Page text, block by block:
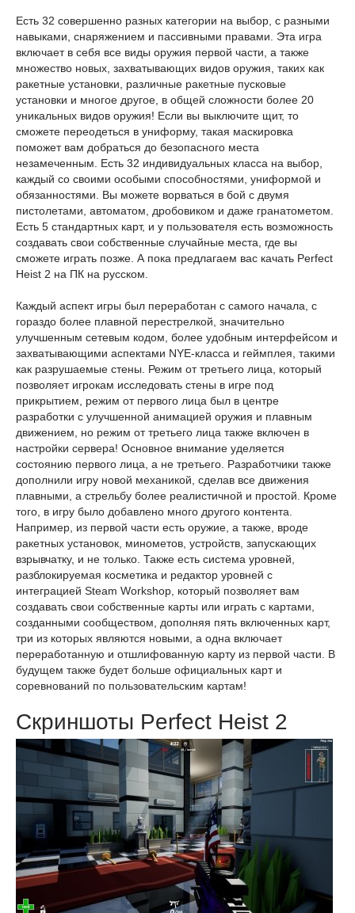
Есть 32 совершенно разных категории на выбор, с разными
навыками, снаряжением и пассивными правами. Эта игра
включает в себя все виды оружия первой части, а также
множество новых, захватывающих видов оружия, таких как
ракетные установки, различные ракетные пусковые
установки и многое другое, в общей сложности более 20
уникальных видов оружия! Если вы выключите щит, то
сможете переодеться в униформу, такая маскировка
поможет вам добраться до безопасного места
незамеченным. Есть 32 индивидуальных класса на выбор,
каждый со своими особыми способностями, униформой и
обязанностями. Вы можете ворваться в бой с двумя
пистолетами, автоматом, дробовиком и даже гранатометом.
Есть 5 стандартных карт, и у пользователя есть возможность
создавать свои собственные случайные места, где вы
сможете играть позже. А пока предлагаем вас качать Perfect
Heist 2 на ПК на русском.
Каждый аспект игры был переработан с самого начала, с
гораздо более плавной перестрелкой, значительно
улучшенным сетевым кодом, более удобным интерфейсом и
захватывающими аспектами NYE-класса и геймплея, такими
как разрушаемые стены. Режим от третьего лица, который
позволяет игрокам исследовать стены в игре под
прикрытием, режим от первого лица был в центре
разработки с улучшенной анимацией оружия и плавным
движением, но режим от третьего лица также включен в
настройки сервера! Основное внимание уделяется
состоянию первого лица, а не третьего. Разработчики также
дополнили игру новой механикой, сделав все движения
плавными, а стрельбу более реалистичной и простой. Кроме
того, в игру было добавлено много другого контента.
Например, из первой части есть оружие, а также, вроде
ракетных установок, минометов, устройств, запускающих
взрывчатку, и не только. Также есть система уровней,
разблокируемая косметика и редактор уровней с
интеграцией Steam Workshop, который позволяет вам
создавать свои собственные карты или играть с картами,
созданными сообществом, дополняя пять включенных карт,
три из которых являются новыми, а одна включает
переработанную и отшлифованную карту из первой части. В
будущем также будет больше официальных карт и
соревнований по пользовательским картам!
Скриншоты Perfect Heist 2